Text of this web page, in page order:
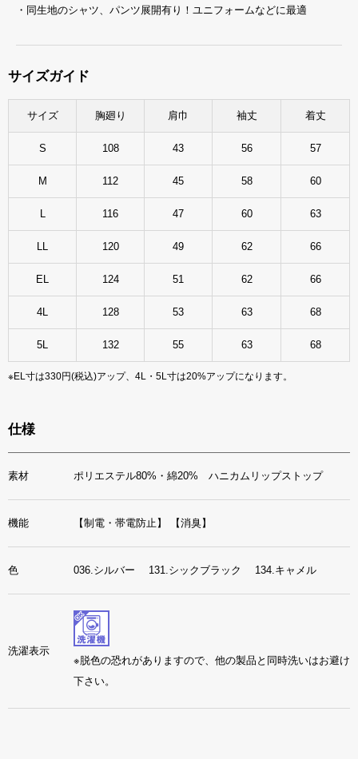
・同生地のシャツ、パンツ展開有り！ユニフォームなどに最適
サイズガイド
サイズ 胸廻り 肩巾 袖丈 着丈
S 108 43 56 57
M 112 45 58 60
116 47 60 63
120 49 62 66
EL 124 51 62 66
4L 128 53 63 68
5L 132 55 63 68
※EL寸は330円(税込)アップ、4L・5L寸は20%アップになります。
仕様
素材 ポリエステル80%・綿20% ハニカムリップストップ
機能 【制電・帯電防止】 【消臭】
色 036.シルバー 131.シックブラック 134.キャメル
洗濯表示
※脱色の恐れがありますので、他の製品と同時洗いはお避け
下さい。